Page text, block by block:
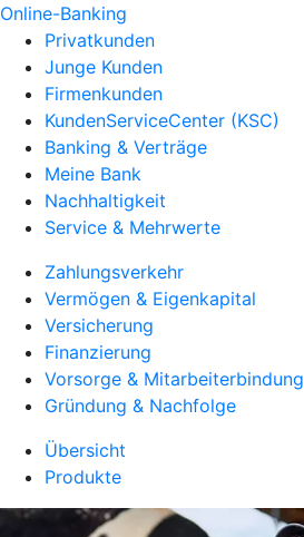
Online-Banking
Privatkunden
Junge Kunden
Firmenkunden
KundenServiceCenter (KSC)
Banking & Verträge
Meine Bank
Nachhaltigkeit
Service & Mehrwerte
Zahlungsverkehr
Vermögen & Eigenkapital
Versicherung
Finanzierung
Vorsorge & Mitarbeiterbindung
Gründung & Nachfolge
Übersicht
Produkte